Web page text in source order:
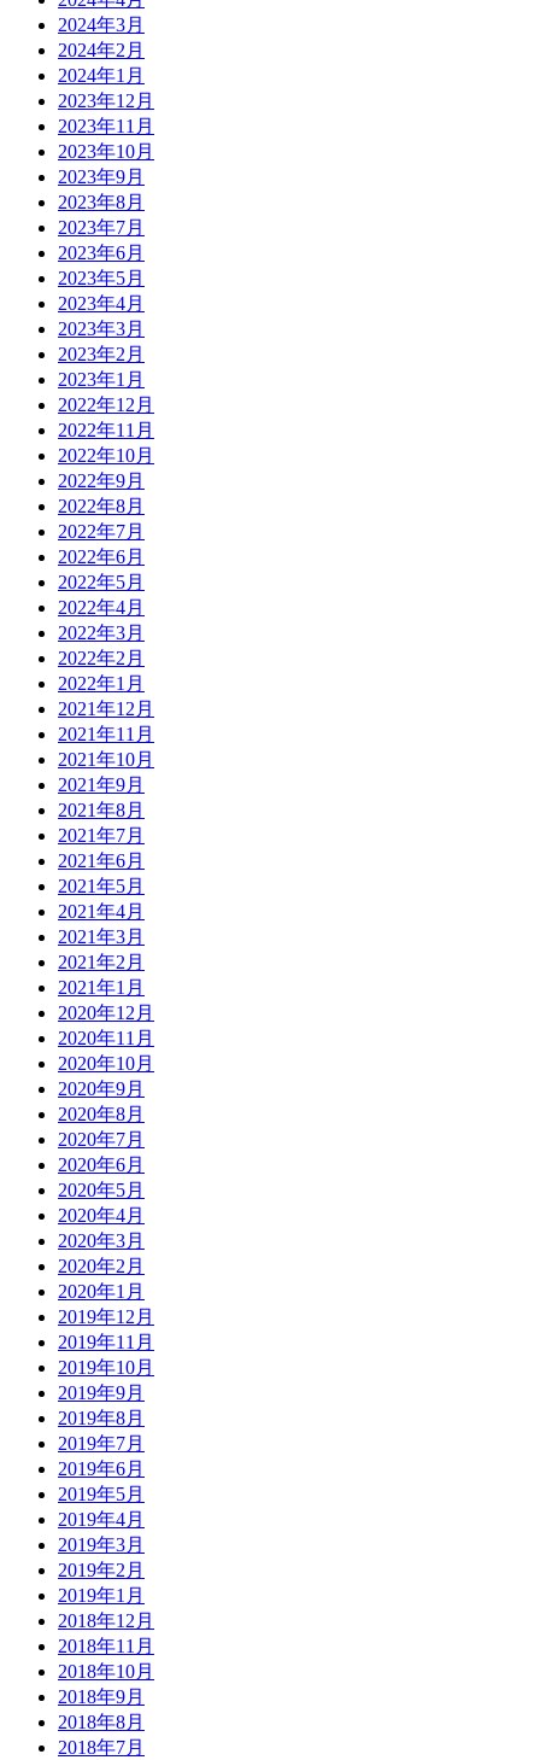
2024年3月
2024年2月
2024年1月
2023年12月
2023年11月
2023年10月
2023年9月
2023年8月
2023年7月
2023年6月
2023年5月
2023年4月
2023年3月
2023年2月
2023年1月
2022年12月
2022年11月
2022年10月
2022年9月
2022年8月
2022年7月
2022年6月
2022年5月
2022年4月
2022年3月
2022年2月
2022年1月
2021年12月
2021年11月
2021年10月
2021年9月
2021年8月
2021年7月
2021年6月
2021年5月
2021年4月
2021年3月
2021年2月
2021年1月
2020年12月
2020年11月
2020年10月
2020年9月
2020年8月
2020年7月
2020年6月
2020年5月
2020年4月
2020年3月
2020年2月
2020年1月
2019年12月
2019年11月
2019年10月
2019年9月
2019年8月
2019年7月
2019年6月
2019年5月
2019年4月
2019年3月
2019年2月
2019年1月
2018年12月
2018年11月
2018年10月
2018年9月
2018年8月
2018年7月